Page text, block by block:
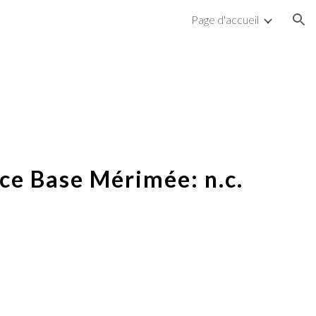
Page d'accueil
Base Mérimée: n.c.